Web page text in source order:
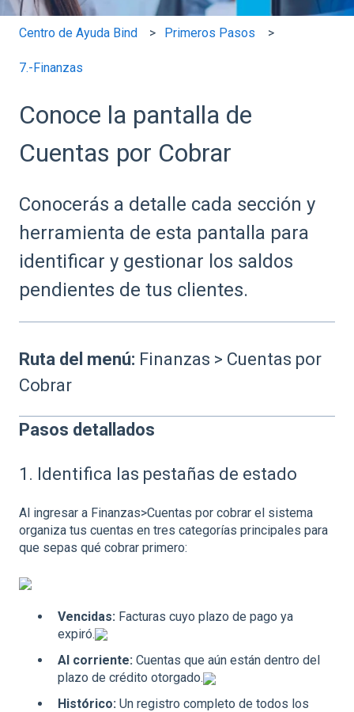
Centro de Ayuda Bind Primeros Pasos
7.-Finanzas
Conoce la pantalla de
Cuentas por Cobrar
Conocerás a detalle cada sección y
herramienta de esta pantalla para
identificar y gestionar los saldos
pendientes de tus clientes.
Ruta del menú: Finanzas > Cuentas por
Cobrar
Pasos detallados
1. Identifica las pestañas de estado
Al ingresar a Finanzas>Cuentas por cobrar el sistema
organiza tus cuentas en tres categorías principales para
que sepas qué cobrar primero:
Vencidas: Facturas cuyo plazo de pago ya
expiró.
Al corriente: Cuentas que aún están dentro del
plazo de crédito otorgado.
Histórico: Un registro completo de todos los